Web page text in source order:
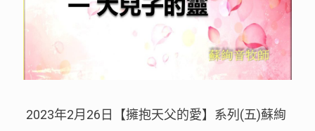
2023年2月26日【擁抱天父的愛】系列(五)蘇絢